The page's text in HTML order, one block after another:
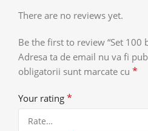
There are no reviews yet.
Be the first to review “Set 100
Adresa ta de email nu va fi
obligatorii sunt marcate cu *
Your rating *